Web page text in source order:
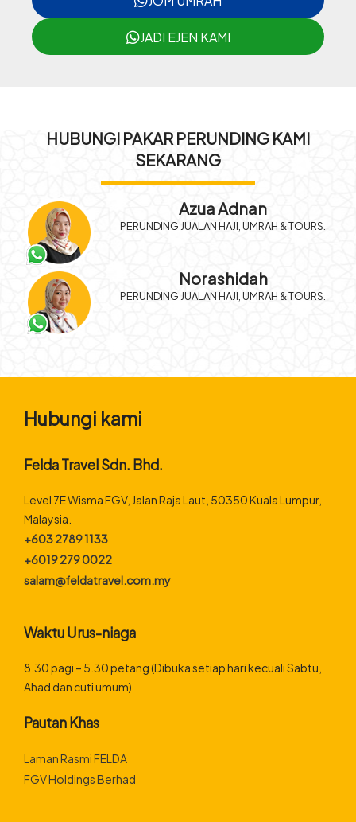
JADI EJEN KAMI
HUBUNGI PAKAR PERUNDING KAMI
SEKARANG
Azua Adnan
PERUNDING JUALAN HAJI, UMRAH & TOURS.
Norashidah
PERUNDING JUALAN HAJI, UMRAH & TOURS.
Hubungi kami
Felda Travel Sdn. Bhd.
Level 7E Wisma FGV, Jalan Raja Laut, 50350 Kuala Lumpur,
Malaysia.
+603 2789 1133
+6019 279 0022
salam@feldatravel.com.my
Waktu Urus-niaga
8.30 pagi – 5.30 petang (Dibuka setiap hari kecuali Sabtu,
Ahad dan cuti umum)
Pautan Khas
Laman Rasmi FELDA
FGV Holdings Berhad